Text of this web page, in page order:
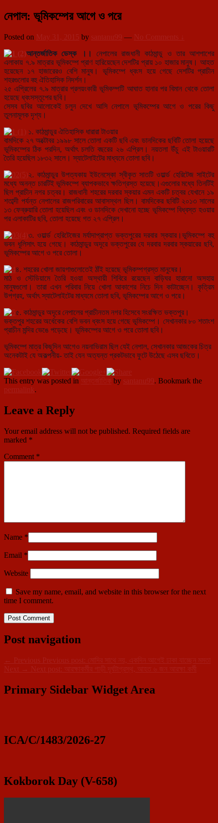
নেপাল: ভূমিকম্পের আগে ও পরে
Posted on May 31, 2015 by santanu99 — No Comments ↓
আন্তর্জাতিক ডেস্ক ।।
নেপালের রাজধানী কাঠমান্ডু ও তার আশপাশের
এলাকায় ৭.৯ মাত্রার ভূমিকম্পে প্রাণ হারিয়েছেন দেশটির প্রায় ১০ হাজার মানুষ। আহত
হয়েছেন ১৭ হাজারেরও বেশি মানুষ। ভূমিকম্পে ধ্বংস হয়ে গেছে দেশটির প্রাচীন
শহরগুলোর বহু ঐতিহাসিক নিদর্শন।
২৫ এপ্রিলের ৭.৯ মাত্রার প্রলয়ংকারী ভূমিকম্পটি আঘাত হানার পর বিমান থেকে তোলা
হয়েছে ধ্বংসস্তূপের ছবি।
সেসব ছবির আলোকেই চলুন দেখে আসি নেপালে ভূমিকম্পের আগে ও পরের কিছু
তুলনামূলক দৃশ্য।
১. কাঠমান্ডুর ঐতিহাসিক ধারারা টাওয়ার
বামদিকে ২৭ অক্টোবর ১৯৯৮ সালে তোলা একটি ছবি এবং ডানদিকের ছবিটি তোলা হয়েছে
ভূমিকম্পের ঠিক পরদিন, অর্থাৎ চলতি বছরের ২৬ এপ্রিল। নয়তলা উঁচু এই টাওয়ারটি
তৈরি হয়েছিল ১৮৩২ সালে। স্যাটেলাইটের মাধ্যমে তোলা ছবি।
২. কাঠমান্ডুর উপত্যকায় ইউনেস্কো স্বীকৃত সাতটি ওয়ার্ল্ড হেরিটেজ সাইটের
মধ্যে অনন্ত চারটিই ভূমিকম্পে ব্যাপকভাবে ক্ষতিগ্রস্ত হয়েছে।এগুলোর মধ্যে তিনটিই
ছিল প্রাচীন নগর চত্বর। রাজধানী শহরের দরবার স্কয়ার এমন একটি চত্বর যেখানে ১৯
শতাব্দী পর্যন্ত নেপালের রাজপরিবারের আবাসস্থল ছিল। বামদিকের ছবিটি ২০১৩ সালের
১৩ ফেব্রুয়ারি তোলা হয়েছিল এবং ও ডানদিকে দেখানো হচ্ছে ভূমিকম্পে বিধ্বস্ত হওয়ার
পর এলাকাটির ছবি, তোলা হয়েছে গত ২৭ এপ্রিল।
৩. ওয়ার্ল্ড হেরিটেজের মর্যাদাপ্রাপ্ত ভক্তপুরের দরবার স্কয়ার।ভূমিকম্পে বহু
ভবন ধূলিসাৎ হয়ে গেছে। কাঠমান্ডুর অদূরে ভক্তপুরের যে দরবার দরবার স্কয়ারের ছবি,
ভূমিকম্পের আগে ও পরে তোলা।
৪. শহরের খোলা জায়গাগুলোতেই ঠাঁই হয়েছে ভূমিকম্পগ্রস্ত মানুষের।
মাঠ ও স্টেডিয়ামে তৈরি হওয়া অস্থায়ী শিবিরে রয়েছেন বাড়িঘর হারানো অসহায়
মানুষগুলো। তারা এখন পরিবার নিয়ে খোলা আকাশের নিচে দিন কাটাচ্ছেন। কৃত্রিম
উপগ্রহ, অর্থাৎ স্যাটেলাইটের মাধ্যমে তোলা ছবি, ভূমিকম্পের আগে ও পরে।
৫. কাঠমান্ডুর অদূরে নেপালের প্রাচীনতম নগর হিসেবে সংরক্ষিত ভক্তপুর।
ভক্তপুর শহরের অর্ধেকের বেশি ভবন ধ্বংস হয়ে গেছে ভূমিকম্পে। সেখানকার ৮০ শতাংশ
প্রাচীন মন্দির ভেঙে পড়েছে। ভূমিকম্পের আগে ও পরে তোলা ছবি।
ভূমিকম্পে মাত্র কিছুদিন আগেও নয়নাভিরাম ছিল যেই নেপাল, সেখানকার আজকের চিত্র
অনেকটাই যে অকল্পনীয়- তাই যেন অত্যন্ত প্রকটভাবে ফুটে উঠেছে এসব ছবিতে।
This entry was posted in আন্তর্জাতিক by santanu99. Bookmark the
permalink.
Leave a Reply
Your email address will not be published. Required fields are
marked *
Comment *
Name *
Email *
Website
Save my name, email, and website in this browser for the next
time I comment.
Post navigation
← Previous Previous post:
মোদির সাথে নয়, একদিন আগেই ঢাকা যাচ্ছেন মমতা
Next → Next post: আরক্ষাকর্মীর গাড়ী দূর্ঘটাগ্রস্থ, আহত ৬ জন আরক্ষা কর্মী
Primary Sidebar Widget Area
ICA/C/1483/2026-27
Kokborok Day (V-658)